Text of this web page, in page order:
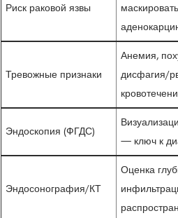
Риск раковой язвы
маскировать
Тревожные признаки
Анемия,
дисфагия/
Эндоскопия (ФГДС)
— ключ к
Эндосонография/КТ
Оценка